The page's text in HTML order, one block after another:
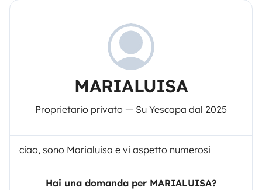
MARIALUISA
Proprietario privato — Su Yescapa dal 2025
ciao, sono Marialuisa e vi aspetto numerosi
Hai una domanda per MARIALUISA?